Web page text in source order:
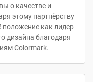
о качестве и
этому партнёрству
положение как лидер
дизайна благодаря
Colormark.